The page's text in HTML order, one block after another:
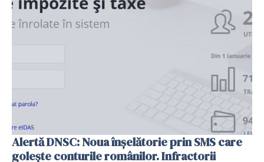
Alertă DNSC: Noua înșelătorie prin SMS care
golește conturile românilor. Infractorii